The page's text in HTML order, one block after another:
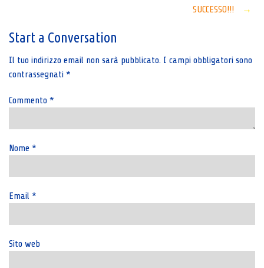
SUCCESSO!!!
→
Start a Conversation
Il tuo indirizzo email non sarà pubblicato. I campi obbligatori sono
contrassegnati *
Commento *
Nome *
Email *
Sito web